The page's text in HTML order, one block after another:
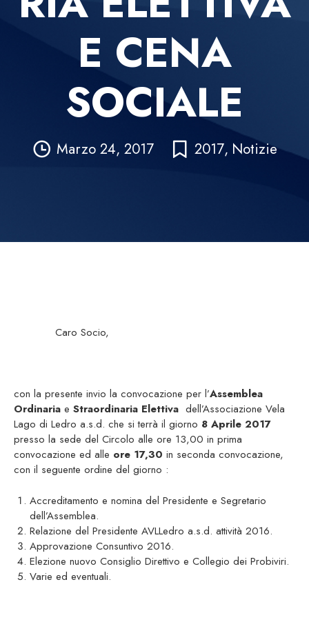
E CENA
SOCIALE
Marzo 24, 2017 2017, Notizie
Caro Socio,
con la presente invio la convocazione per l’Assemblea
Ordinaria e Straordinaria Elettiva dell’Associazione Vela
Lago di Ledro a.s.d. che si terrà il giorno 8 Aprile 2017
presso la sede del Circolo alle ore 13,00 in prima
convocazione ed alle ore 17,30 in seconda convocazione,
con il seguente ordine del giorno :
Accreditamento e nomina del Presidente e Segretario
dell’Assemblea.
Relazione del Presidente AVLLedro a.s.d. attività 2016.
Approvazione Consuntivo 2016.
Elezione nuovo Consiglio Direttivo e Collegio dei Probiviri.
Varie ed eventuali.